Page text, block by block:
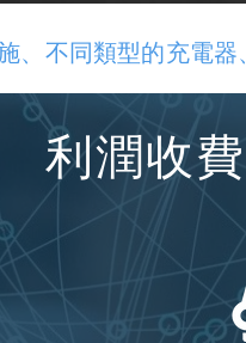
、不同類型的充電
利潤收